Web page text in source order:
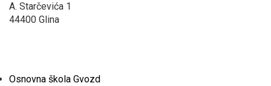
A. Starčevića 1
44400 Glina
Osnovna škola Gvozd